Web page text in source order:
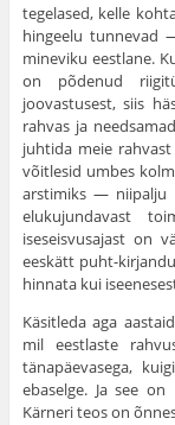
tegelased, kelle
hingeelu tunnevad
mineviku eestlane.
on põdenud
joovastusest, siis
rahvas ja
juhtida meie
võitlesid umbes
arstimiks — niipalju
elukujundavast
iseseisvusajast on
eeskätt puht-
hinnata kui
Käsitleda aga
mil eestlaste
tänapäevasega,
ebaselge. Ja see
Kärneri teos on